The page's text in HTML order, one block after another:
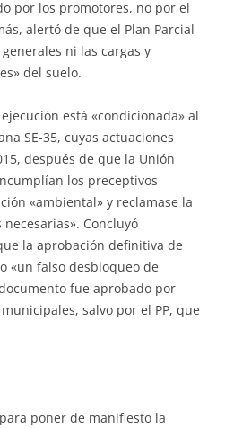
por los promotores, no por el
alertó de que el Plan Parcial
ni las cargas y
del suelo.
está «condicionada» al
SE-35, cuyas actuaciones
después de que la Unión
los preceptivos
«ambiental» y reclamase la
Concluyó
la aprobación definitiva de
«un falso desbloqueo de
fue aprobado por
salvo por el PP, que
poner de manifiesto la